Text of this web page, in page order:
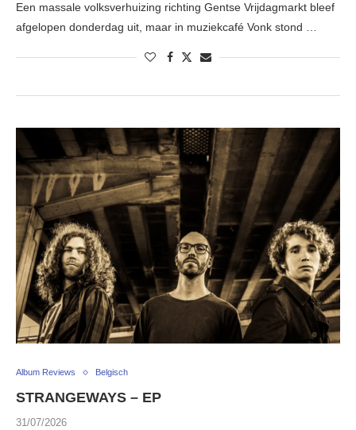
Een massale volksverhuizing richting Gentse Vrijdagmarkt bleef
afgelopen donderdag uit, maar in muziekcafé Vonk stond …
Album Reviews Belgisch
STRANGEWAYS – EP
31/07/2026